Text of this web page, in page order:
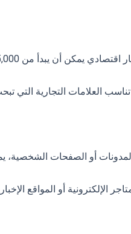
يمكن أن يبدأ من 15,000 جنيه.
التجارية التي تبحث عن
أو الصفحات الشخصية، يمكن أن تتراوح
أو المواقع الإخبارية، قد تصل